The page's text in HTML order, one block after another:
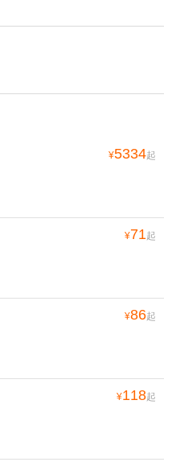
¥5334起
¥71起
¥86起
¥118起